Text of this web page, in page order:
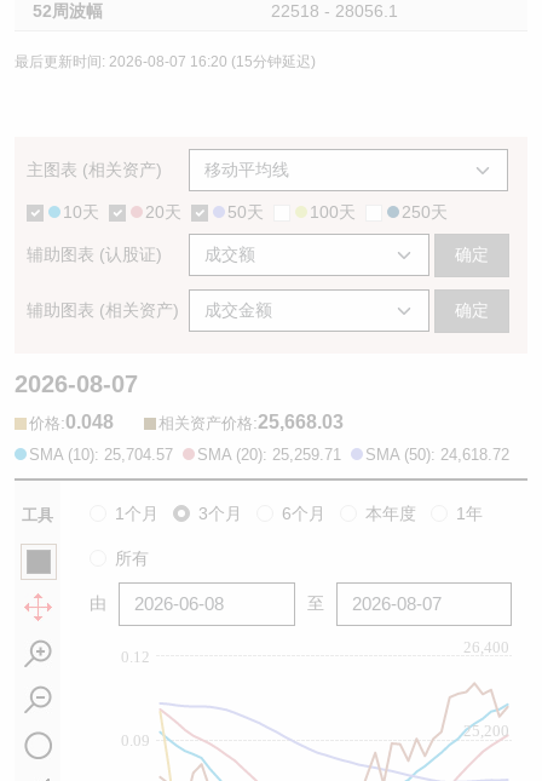
52周波幅 22518 - 28056.1
最后更新时间: 2026-08-07 16:20 (15分钟延迟)
主图表 (相关资产)
10天 20天 50天 100天 250天
辅助图表 (认股证) 确定
辅助图表 (相关资产) 确定
2026-08-07
价格:0.048 相关资产价格:25,668.03
SMA (10): 25,704.57 SMA (20): 25,259.71 SMA (50): 24,618.72
工具 1个月 3个月 6个月 本年度 1年
所有
由 至
0.09
0.12
25,200
26,400